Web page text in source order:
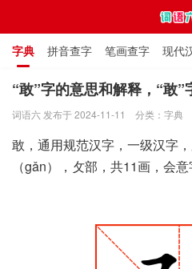
字典 拼音查字 笔画查字 现代
通用规范汉字表 叠字大全 独体
“敢”字的意思和解释，“敢”
词语六 发布于 2024-11-11 分类： 字典
敢，通用规范汉字，一级汉字
（gǎn），攵部，共11画，会